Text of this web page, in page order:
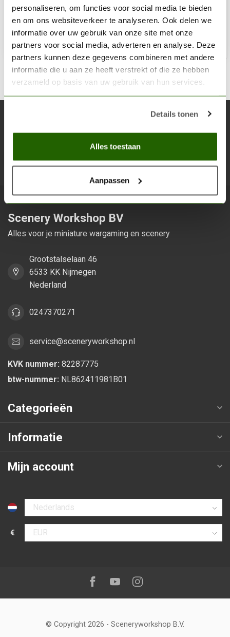
personaliseren, om functies voor social media te bieden
en om ons websiteverkeer te analyseren. Ook delen we
informatie over uw gebruik van onze site met onze
partners voor social media, adverteren en analyse. Deze
partners kunnen deze gegevens combineren met andere
informatie die u aan ze heeft verstrekt of die ze hebben
verzameld op basis van uw gebruik van hun services.
Details tonen
Alles toestaan
Aanpassen
€4,00
Niet op voorraad
Blijf op de hoogte over onze laatste acties
Scenery Workshop BV
Alles voor je miniature wargaming en scenery
Grootstalselaan 46
6533 KK Nijmegen
Nederland
0247370271
service@sceneryworkshop.nl
KVK nummer: 82287775
btw-nummer: NL862411981B01
Categorieën
Informatie
Mijn account
Selecteer taal
€
Selecteer valuta
Volg ons op:Facebook
YoutubeInstagram
© Copyright 2026 - Sceneryworkshop B.V.